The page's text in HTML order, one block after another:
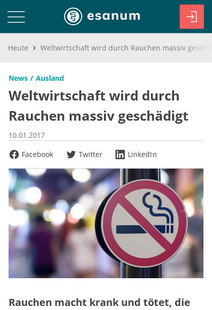
Heute
News Ausland
Weltwirtschaft wird durch
Rauchen massiv geschädigt
10.01.2017
Facebook
Twitter LinkedIn
Rauchen macht krank und tötet, die